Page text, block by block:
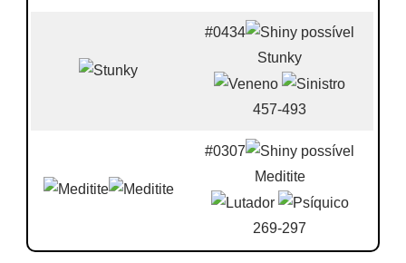
#0434
Stunky
457-493
#0307
Meditite
269-297